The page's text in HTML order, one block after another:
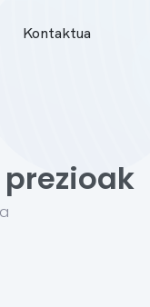
Kontaktua